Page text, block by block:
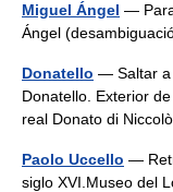
Miguel Ángel —
Ángel
Donatello — Saltar a
Donatello. Exterior
real Donato di
Paolo Uccello —
siglo XVI.Museo del